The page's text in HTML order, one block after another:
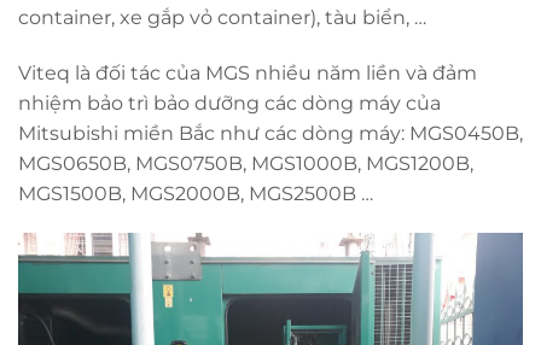
container, xe gắp vỏ container), tàu biển, …
Viteq là đối tác của MGS nhiều năm liền và đảm
nhiệm bảo trì bảo dưỡng các dòng máy của
Mitsubishi miền Bắc như các dòng máy: MGS0450B,
MGS0650B, MGS0750B, MGS1000B, MGS1200B,
MGS1500B, MGS2000B, MGS2500B …